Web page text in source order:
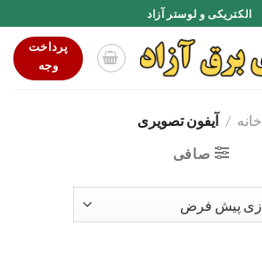
الکتریکی و لوستر آزاد
پرداخت
وجه
خانه / آیفون تصویری
صافی